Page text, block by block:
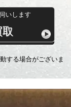
いします
取
する場合がございま